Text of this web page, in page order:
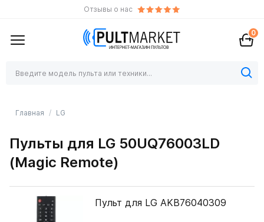
Отзывы о нас
0
Главная LG
Пульты для LG 50UQ76003LD
(Magic Remote)
Пульт для LG AKB76040309